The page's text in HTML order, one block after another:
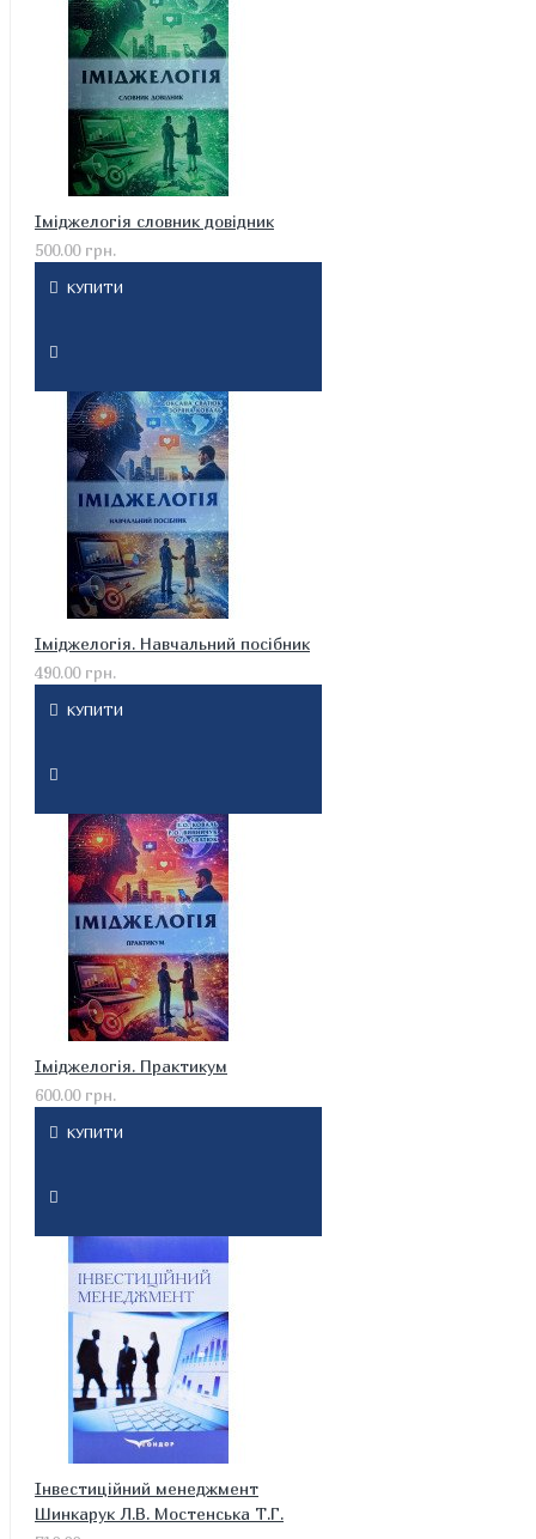
Іміджелогія словник довідник
500.00 грн.
КУПИТИ
Іміджелогія. Навчальний посібник
490.00 грн.
КУПИТИ
Іміджелогія. Практикум
600.00 грн.
КУПИТИ
Інвестиційний менеджмент
Шинкарук Л.В. Мостенська Т.Г.